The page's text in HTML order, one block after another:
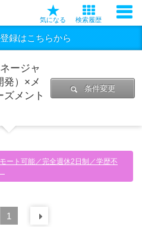
気になる 検索履歴
録はこちらから
ージャ
発）×メ
メント
条件変更
ート可能／完全週休2日制／学歴不
前の 件
1